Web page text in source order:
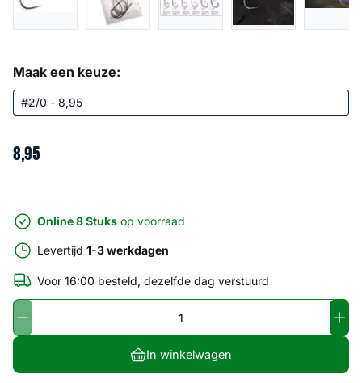
Maak een keuze:
8,95
Online 8 Stuks op voorraad
Levertijd 1-3 werkdagen
Voor 16:00 besteld, dezelfde dag verstuurd
In winkelwagen